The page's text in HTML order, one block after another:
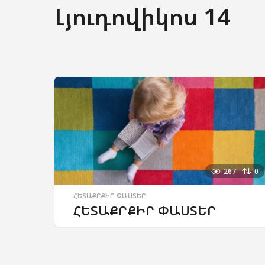
Լյուդովիկոս 14
267 0
ՀԵՏԱՔՐՔԻՐ ՓԱՍՏԵՐ
ՀԵՏԱՔՐՔԻՐ ՓԱՍՏԵՐ